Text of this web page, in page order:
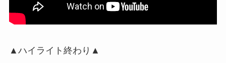
▲ハイライト終わり▲